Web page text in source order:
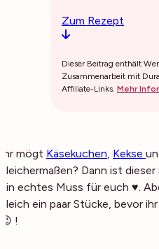
Zum Rezept
Dieser Beitrag enthält
Zusammenarbeit mit
Affiliate-Links. Mehr
Ihr mögt Käsekuchen, Kekse
gleichermaßen? Dann ist
ein echtes Muss für euch ♥.
gleich ein paar Stücke, bevor
😉 !